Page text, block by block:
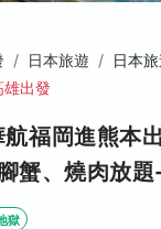
日本旅遊
日本
出發
福岡進熊本
蟹、燒肉放
獄